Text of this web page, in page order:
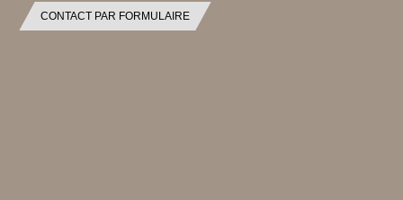
CONTACT PAR FORMULAIRE